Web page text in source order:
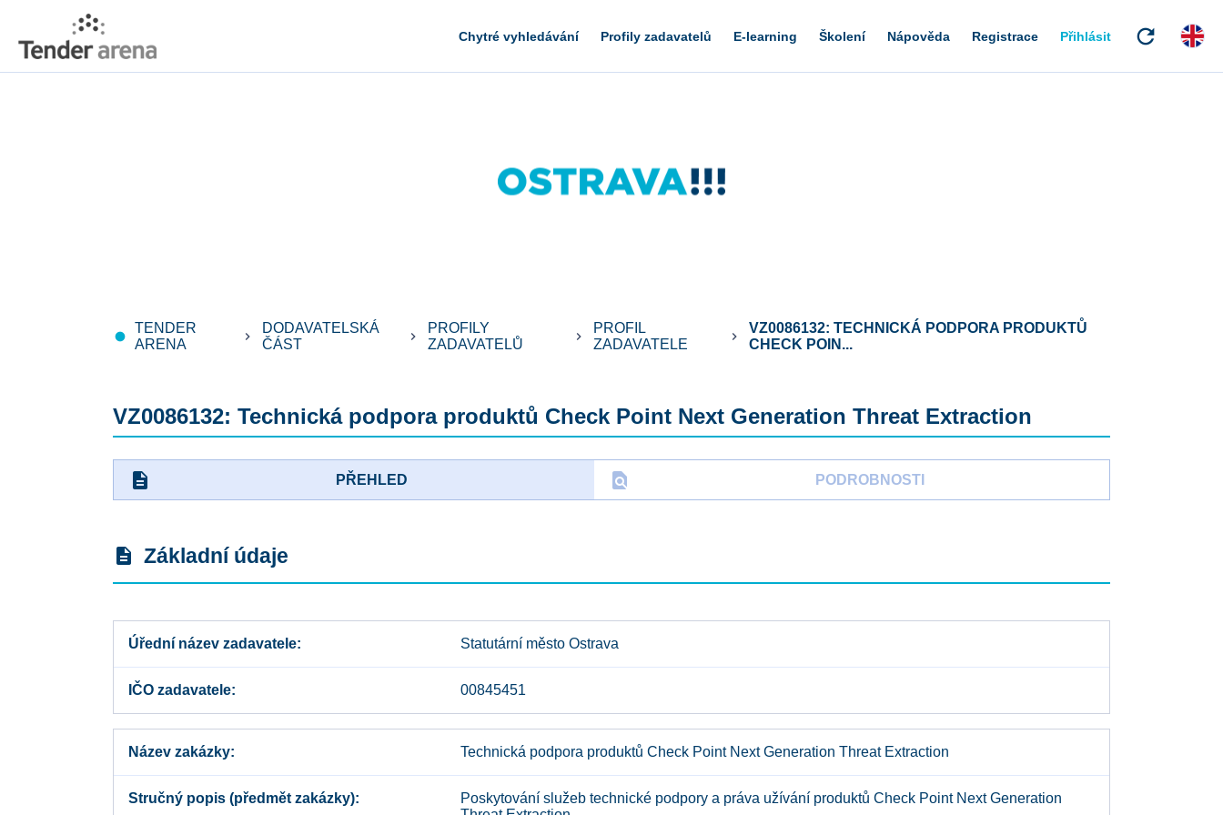
Chytré vyhledávání Profily zadavatelů E-learning Školení Nápověda Registrace Přihlásit refresh
fiber_manual_record
TENDER
ARENA
keyboard_arrow_right
DODAVATELSKÁ
ČÁST
keyboard_arrow_right
PROFILY
ZADAVATELŮ
keyboard_arrow_right
PROFIL
ZADAVATELE
keyboard_arrow_right
VZ0086132: TECHNICKÁ PODPORA PRODUKTŮ
CHECK POIN...
VZ0086132: Technická podpora produktů Check Point Next Generation Threat Extraction
description PŘEHLED find_in_page PODROBNOSTI
description Základní údaje
Úřední název zadavatele Statutární město Ostrava
IČO zadavatele 00845451
Název zakázky Technická podpora produktů Check Point Next Generation Threat Extraction
Stručný popis (předmět zakázky)
Poskytování služeb technické podpory a práva užívání produktů Check Point Next Generation